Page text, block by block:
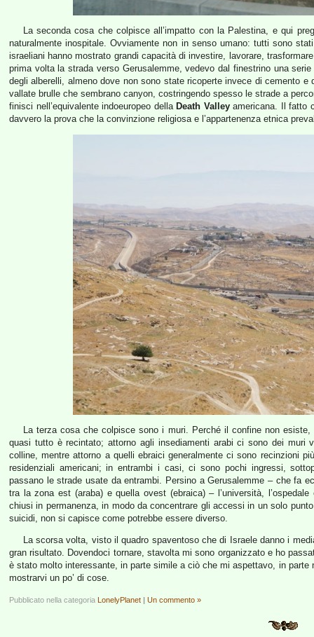
La seconda cosa che colpisce all’impatto con la Palestina, e qui
naturalmente inospitale. Ovviamente non in senso umano: tutti sono
israeliani hanno mostrato grandi capacità di investire, lavorare,
prima volta la strada verso Gerusalemme, vedevo dal finestrino una
degli alberelli, almeno dove non sono state ricoperte invece di cemento
vallate brulle che sembrano canyon, costringendo spesso le strade a
finisci nell’equivalente indoeuropeo della Death Valleyamericana. Il fatto
davvero la prova che la convinzione religiosa e l’appartenenza etnica
La terza cosa che colpisce sono i muri. Perché il confine non
quasi tutto è recintato; attorno agli insediamenti arabi ci sono dei
colline, mentre attorno a quelli ebraici generalmente ci sono recinzioni
residenziali americani; in entrambi i casi, ci sono pochi ingressi,
passano le strade usate da entrambi. Persino a Gerusalemme – che fa
tra la zona est (araba) e quella ovest (ebraica) – l’università,
chiusi in permanenza, in modo da concentrare gli accessi in un solo
suicidi, non si capisce come potrebbe essere diverso.
La scorsa volta, visto il quadro spaventoso che di Israele danno i
gran risultato. Dovendoci tornare, stavolta mi sono organizzato e ho
è stato molto interessante, in parte simile a ciò che mi aspettavo, in
mostrarvi un po’ di cose.
Pubblicato nella categoria LonelyPlanet | Un commento »